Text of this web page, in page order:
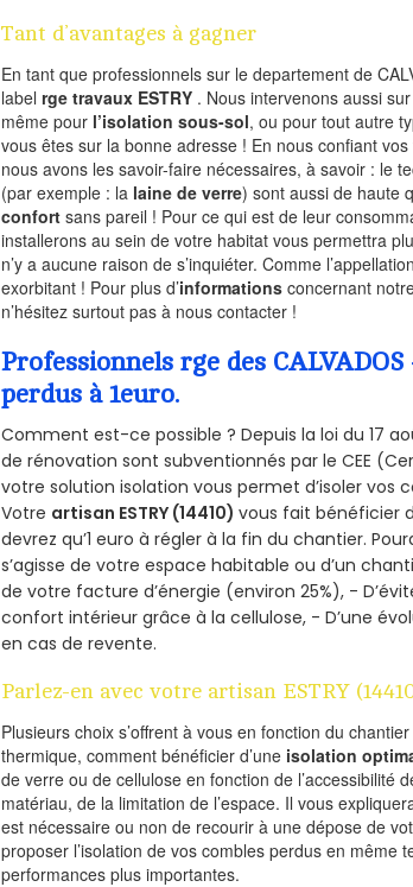
Tant d’avantages à gagner
En tant que professionnels sur le departement de
labelrge travaux ESTRY . Nous intervenons aussi
même pour l’isolation sous-sol, ou pour tout autre
vous êtes sur la bonne adresse ! En nous confiant
nous avons les savoir-faire nécessaires, à savoir : le
(par exemple : la laine de verre) sont aussi de haute
confort sans pareil ! Pour ce qui est de leur
installerons au sein de votre habitat vous permettra
n’y a aucune raison de s’inquiéter. Comme
exorbitant ! Pour plus d’informations concernant
n’hésitez surtout pas à nous contacter !
Professionnels rge des
perdus à 1euro.
Comment est-ce possible ? Depuis la loi du 17
de rénovation sont subventionnés par le CEE
votre solution isolation vous permet d’isoler
Votre artisan ESTRY (14410)vous fait bénéficier
devrez qu’1 euro à régler à la fin du chantier.
s’agisse de votre espace habitable ou d’un
de votre facture d’énergie (environ 25%), -
confort intérieur grâce à la cellulose, - D’une
en cas de revente.
Parlez-en avec votre artisan ESTRY
Plusieurs choix s’offrent à vous en fonction du
thermique, comment bénéficier d’une isolation
de verre ou de cellulose en fonction de l’accessibilité
matériau, de la limitation de l’espace. Il vous
est nécessaire ou non de recourir à une dépose de
proposer l’isolation de vos combles perdus en
performances plus importantes.